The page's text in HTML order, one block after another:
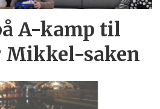
A-kamp til
saken